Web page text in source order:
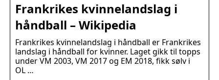
Frankrikes kvinnelandslag i
håndball – Wikipedia
Frankrikes kvinnelandslag i håndball er Frankrikes
landslag i håndball for kvinner. Laget gikk til topps
under VM 2003, VM 2017 og EM 2018, fikk sølv i
OL …